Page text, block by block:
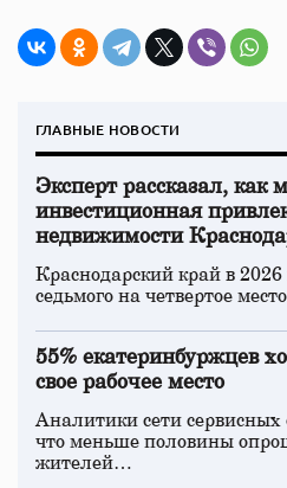
ГЛАВНЫЕ НОВОСТИ
Эксперт рассказал, как
инвестиционная
недвижимости
Краснодарский край в 2026
седьмого на четвертое
55% екатеринбуржцев
свое рабочее место
Аналитики сети
что меньше половины
жителей…